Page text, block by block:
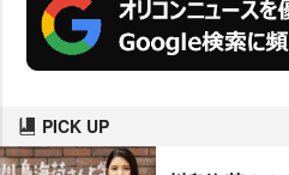
PICK UP